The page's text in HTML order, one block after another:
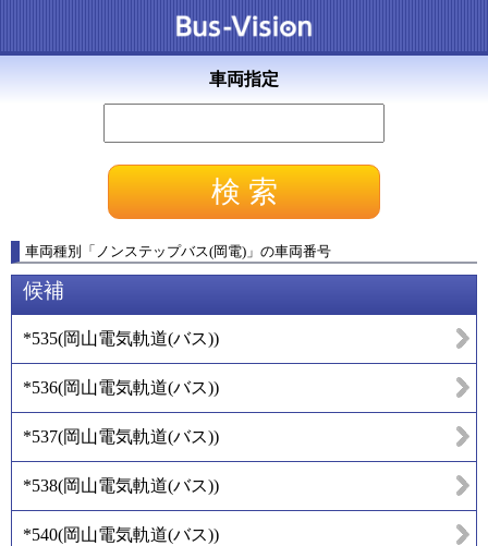
車両指定
車両種別 「 ノンステップバス(岡電) 」 の車両番号
候補
*535(岡山電気軌道(バス))
*536(岡山電気軌道(バス))
*537(岡山電気軌道(バス))
*538(岡山電気軌道(バス))
*540(岡山電気軌道(バス))